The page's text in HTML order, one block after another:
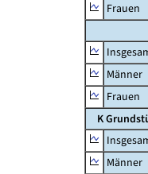
Frauen
Männer
Frauen
K
Männer